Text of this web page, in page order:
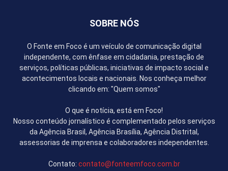
SOBRE NÓS
O Fonte em Foco é um veículo de comunicação digital
independente, com ênfase em cidadania, prestação de
serviços, políticas públicas, iniciativas de impacto social e
acontecimentos locais e nacionais. Nos conheça melhor
clicando em: "Quem somos"
O que é notícia, está em Foco!
Nosso conteúdo jornalístico é complementado pelos serviços
da Agência Brasil, Agência Brasília, Agência Distrital,
assessorias de imprensa e colaboradores independentes.
Contato: contato@fonteemfoco.com.br